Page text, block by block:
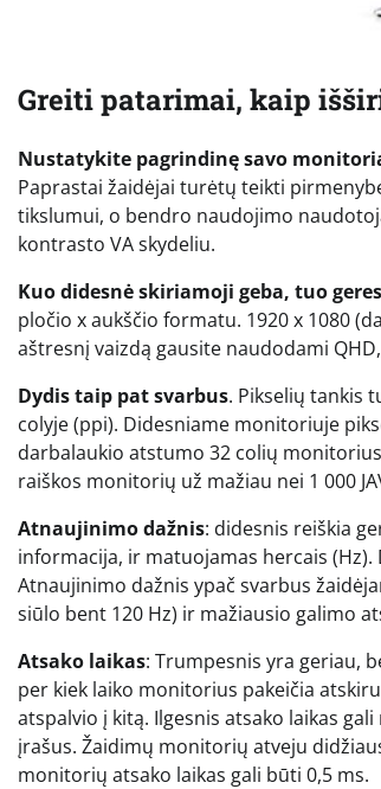
Greiti patarimai, kaip
Nustatykite pagrindinę savo
Paprastai žaidėjai turėtų teikti
tikslumui, o bendro naudojimo
kontrasto VA skydeliu.
Kuo didesnė skiriamoji geba, tuo
pločio x aukščio formatu. 1920 x 1080
aštresnį vaizdą gausite naudodami
Dydis taip pat svarbus. Pikselių tankis
colyje (ppi). Didesniame monitoriuje
darbalaukio atstumo 32 colių
raiškos monitorių už mažiau nei 1 000
Atnaujinimo dažnis: didesnis reiškia
informacija, ir matuojamas hercais
Atnaujinimo dažnis ypač svarbus
siūlo bent 120 Hz) ir mažiausio galimo
Atsako laikas: Trumpesnis yra geriau,
per kiek laiko monitorius pakeičia
atspalvio į kitą. Ilgesnis atsako laikas
įrašus. Žaidimų monitorių atveju
monitorių atsako laikas gali būti 0,5 ms.